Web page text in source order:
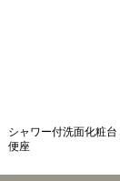
シャワー付洗面化粧
便座